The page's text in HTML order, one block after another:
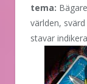
tema:
världen,
stavar